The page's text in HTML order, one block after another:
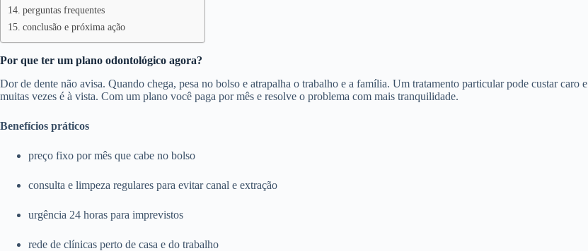
perguntas frequentes
conclusão e próxima ação
Por que ter um plano odontológico agora?
Dor de dente não avisa. Quando chega, pesa no bolso e atrapalha o trabalho e a família. Um tratamento particular pode custar caro e
muitas vezes é à vista. Com um plano você paga por mês e resolve o problema com mais tranquilidade.
Benefícios práticos
preço fixo por mês que cabe no bolso
consulta e limpeza regulares para evitar canal e extração
urgência 24 horas para imprevistos
rede de clínicas perto de casa e do trabalho